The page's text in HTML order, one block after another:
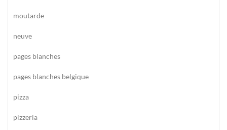
moutarde
neuve
pages blanches
pages blanches belgique
pizza
pizzeria